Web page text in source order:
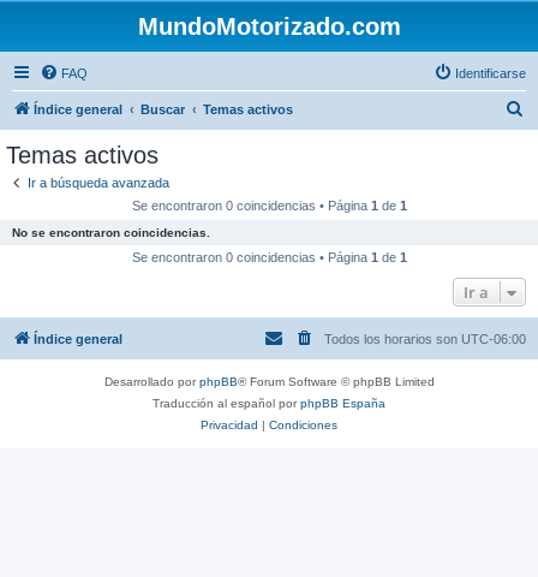
MundoMotorizado.com
FAQ Identificarse
Índice general Buscar Temas activos
Temas activos
Ir a búsqueda avanzada
Se encontraron 0 coincidencias • Página 1 de 1
No se encontraron coincidencias.
Se encontraron 0 coincidencias • Página 1 de 1
Ir a
Índice general Todos los horarios son UTC-06:00
Desarrollado porphpBB® Forum Software © phpBB Limited
Traducción al español porphpBB España
Privacidad | Condiciones